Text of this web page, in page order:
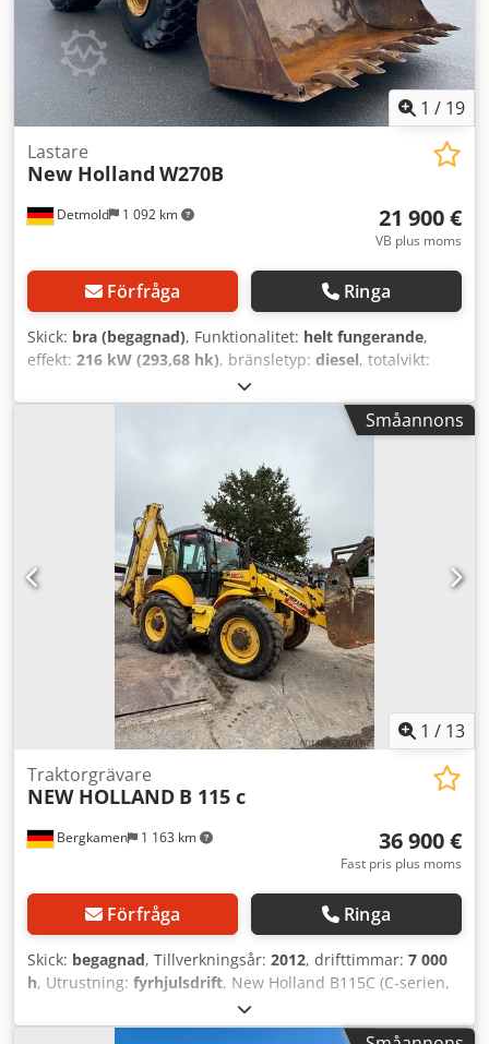
1 / 19
Detmold 1 092 km
Lastare
New Holland W270B
21 900 €
VB plus moms
Förfråga Ringa
Skick: bra (begagnad), Funktionalitet: helt fungerande,
effekt: 216 kW (293,68 hk), bränsletyp: diesel, totalvikt:
2008
Utrustning:fyrhjulsdrift, hytt, New Holland W270B
hjullastare, årsmodell 2008 med ca 9 800 drifttimmar, rent
000 kg, transport och leverans möjligt, belägen vid Lübeck,
visning möjlig när som helst. Crodozbuqlopfx Aatof
Småannons
1 / 13
Bergkamen 1 163 km
Traktorgrävare
NEW HOLLAND B 115 c
36 900 €
Fast pris plus moms
Förfråga Ringa
Skick: begagnad, Tillverkningsår: 2012, drifttimmar: 7 000
h, Utrustning: fyrhjulsdrift, New Holland B115C (C-serien,
ca tillverkningsår 2012) 110 hk Mycket bra skick Ca 7000,-
Cedsxnvlvopfx Aaterf